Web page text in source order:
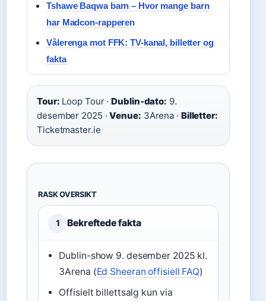
Tshawe Baqwa barn – Hvor mange barn
har Madcon-rapperen
Vålerenga mot FFK: TV-kanal, billetter og
fakta
Tour: Loop Tour ·Dublin-dato: 9.
desember 2025 ·Venue: 3Arena · Billetter:
Ticketmaster.ie
RASK OVERSIKT
1 Bekreftede fakta
Dublin-show 9. desember 2025 kl.
3Arena (Ed Sheeran offisiell FAQ)
Offisielt billettsalg kun via